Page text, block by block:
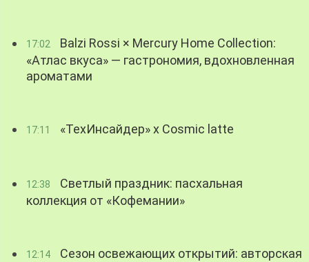
17:02
Balzi Rossi × Mercury Home Collection:
«Атлас вкуса» — гастрономия, вдохновленная
ароматами
17:11 «ТехИнсайдер» х Cosmic latte
12:38
Светлый праздник: пасхальная
коллекция от «Кофемании»
12:14
Сезон освежающих открытий: авторская